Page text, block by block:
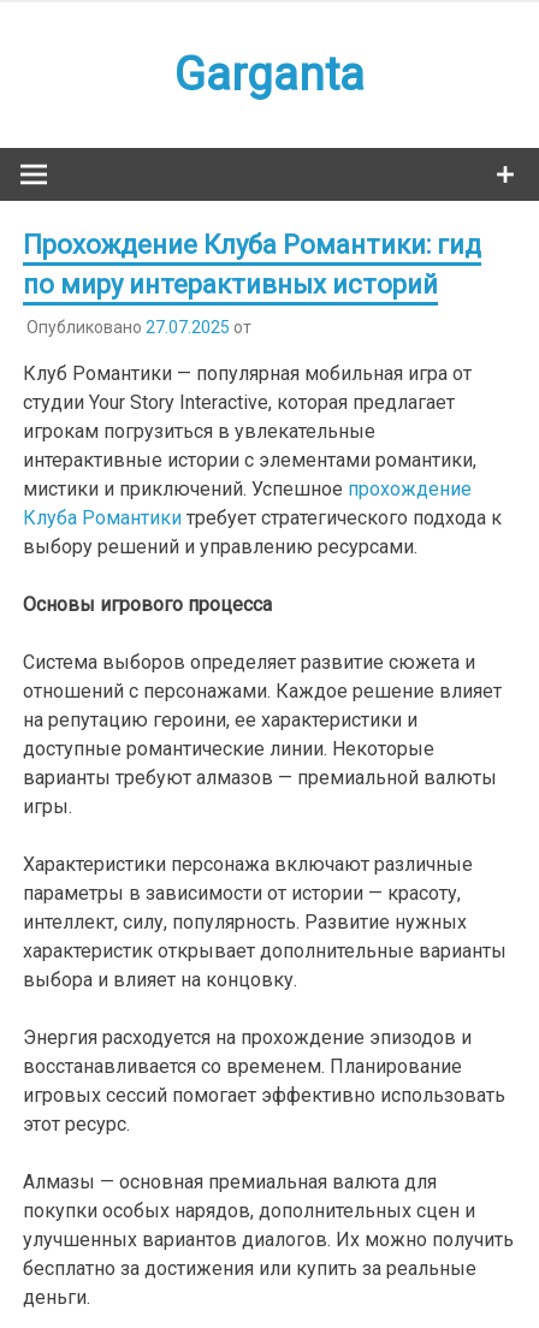
Garganta
Прохождение Клуба Романтики: гид
по миру интерактивных историй
Опубликовано 27.07.2025 от
Клуб Романтики — популярная мобильная игра от
студии Your Story Interactive, которая предлагает
игрокам погрузиться в увлекательные
интерактивные истории с элементами романтики,
мистики и приключений. Успешное прохождение
Клуба Романтики требует стратегического подхода к
выбору решений и управлению ресурсами.
Основы игрового процесса
Система выборов определяет развитие сюжета и
отношений с персонажами. Каждое решение влияет
на репутацию героини, ее характеристики и
доступные романтические линии. Некоторые
варианты требуют алмазов — премиальной валюты
игры.
Характеристики персонажа включают различные
параметры в зависимости от истории — красоту,
интеллект, силу, популярность. Развитие нужных
характеристик открывает дополнительные варианты
выбора и влияет на концовку.
Энергия расходуется на прохождение эпизодов и
восстанавливается со временем. Планирование
игровых сессий помогает эффективно использовать
этот ресурс.
Алмазы — основная премиальная валюта для
покупки особых нарядов, дополнительных сцен и
улучшенных вариантов диалогов. Их можно получить
бесплатно за достижения или купить за реальные
деньги.